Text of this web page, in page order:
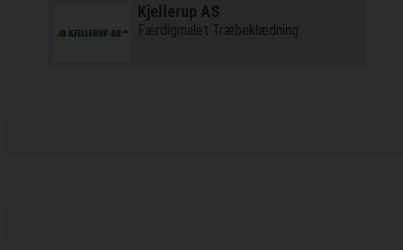
Kjellerup AS
Færdigmalet Træbeklædning